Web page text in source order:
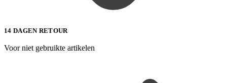
14 DAGEN RETOUR
Voor niet gebruikte artikelen